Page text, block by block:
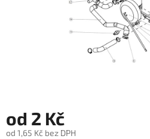
od 2 Kč
od 1,65 Kč bez DPH